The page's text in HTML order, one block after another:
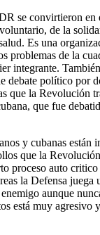
se convirtieron en
de la
Es una
problemas de la
integrante.
debate político por
que la Revolución
que fue
y cubanas están
que la
proceso auto
la Defensa juega
aunque
está muy